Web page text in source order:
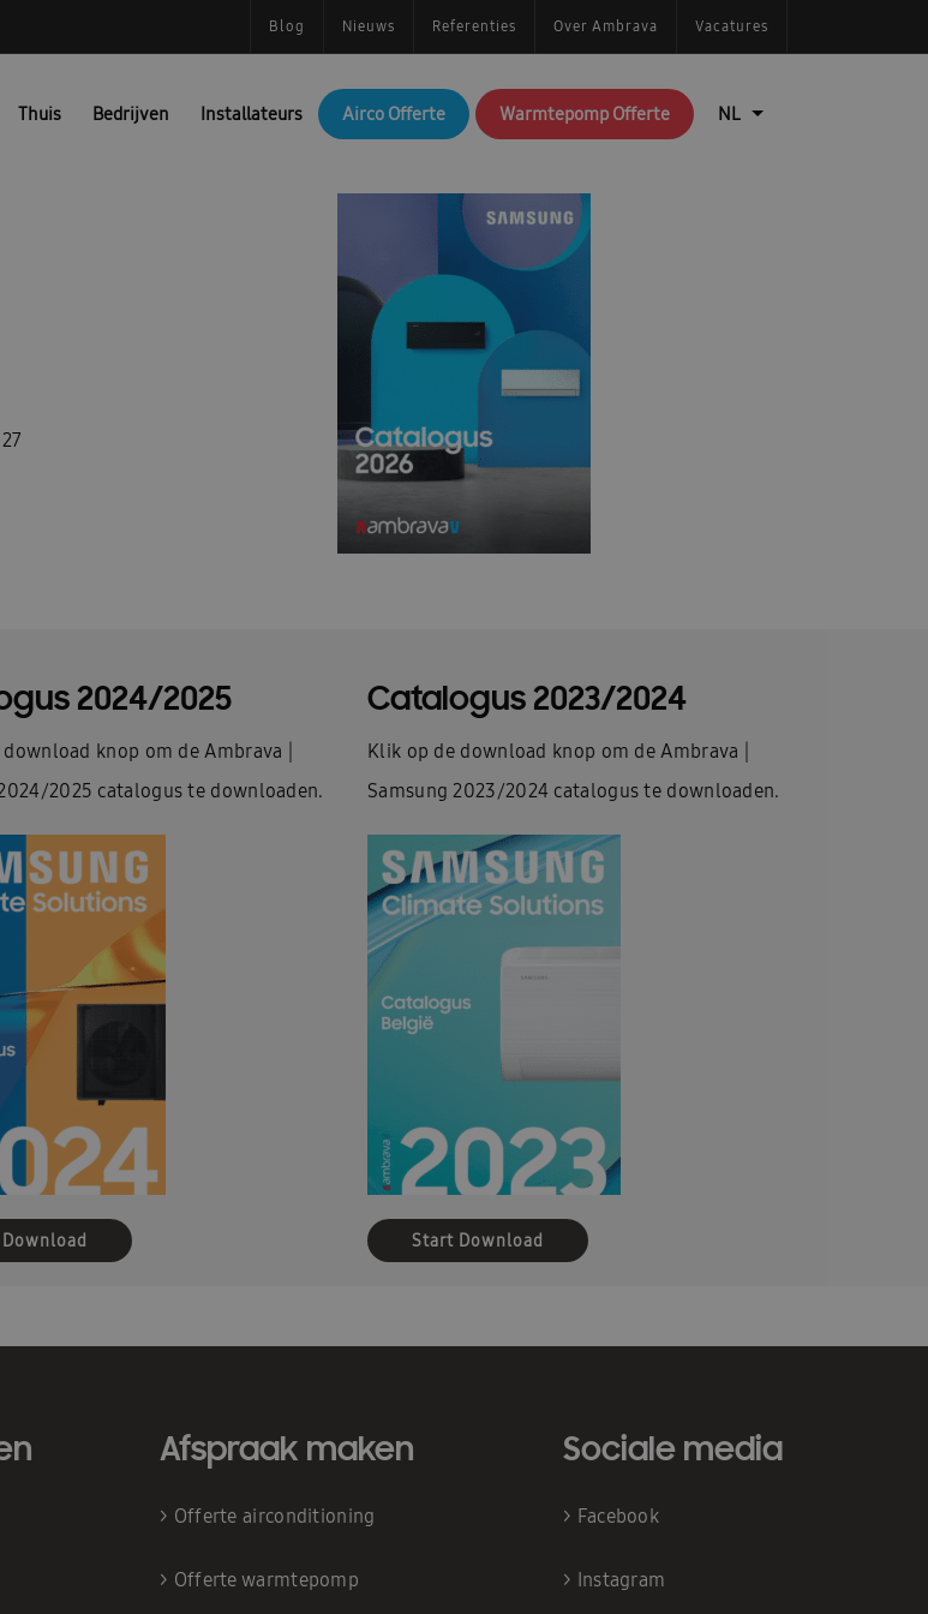
Blog Nieuws Referenties Over Ambrava Vacatures
Thuis Bedrijven Installateurs Airco Offerte Warmtepomp Offerte
2024/2025
knop om de Ambrava |
2025 catalogus te downloaden.
Catalogus 2023/2024
Klik op de download knop om de Ambrava |
Samsung 2023/2024 catalogus te downloaden.
Start Download
Afspraak maken
> Offerte airconditioning
> Offerte warmtepomp
Sociale media
> Facebook
> Instagram